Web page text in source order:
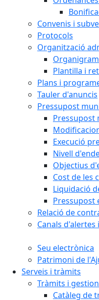
Convenis i
Protocols
Organització
Plantilla i
Plans i
Tauler d'anuncis
Pressupost
Pressupost
Execució
Nivell
Objectius
Cost de les
Liquidació
Pressupost
Relació de
Canals
Seu electrònica
Patrimoni de
Serveis i tràmits
Tràmits i
Catàleg de